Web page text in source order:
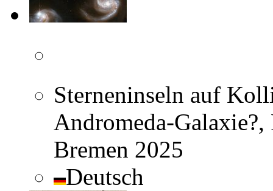
Sterneninseln auf
Andromeda-
Bremen 2025
Deutsch